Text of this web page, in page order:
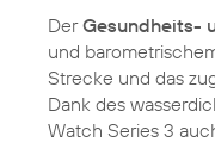
DerGesundheits-
und
Strecke und das
Dank des
Watch Series 3